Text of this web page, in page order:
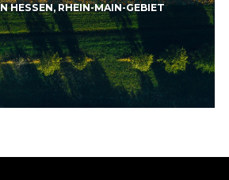
HESSEN,RHEIN-MAIN-GEBIET